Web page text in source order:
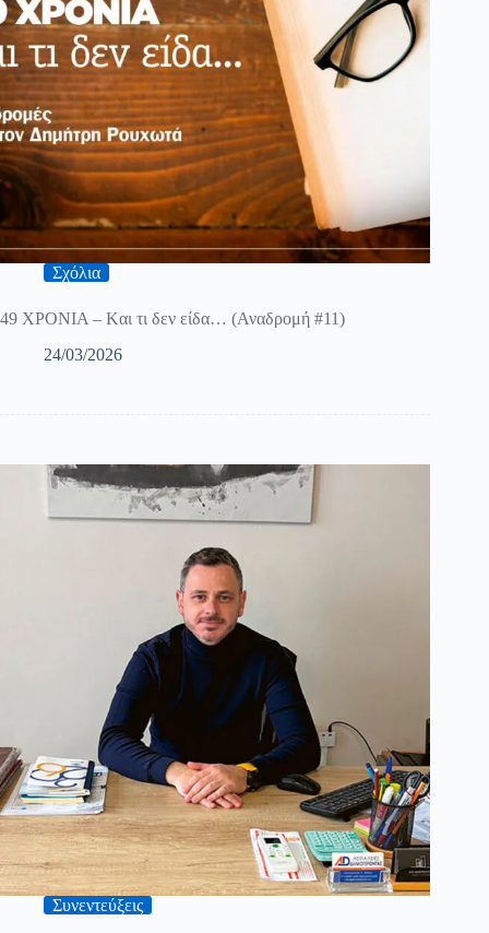
Σχόλια
49 ΧΡΟΝΙΑ – Kαι τι δεν είδα… (Αναδρομή #11)
24/03/2026
Συνεντεύξεις